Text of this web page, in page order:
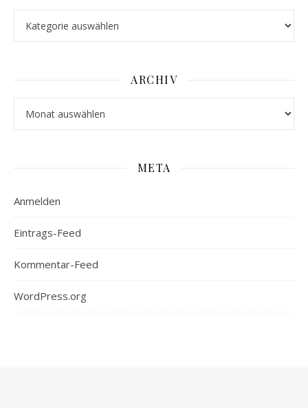
ARCHIV
META
Anmelden
Eintrags-Feed
Kommentar-Feed
WordPress.org